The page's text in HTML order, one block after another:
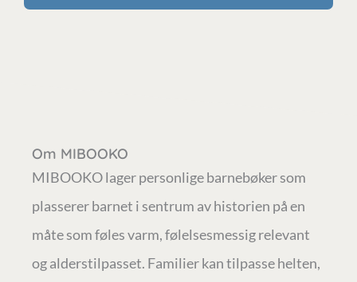
Om MIBOOKO
MIBOOKO lager personlige barnebøker som
plasserer barnet i sentrum av historien på en
måte som føles varm, følelsesmessig relevant
og alderstilpasset. Familier kan tilpasse helten,